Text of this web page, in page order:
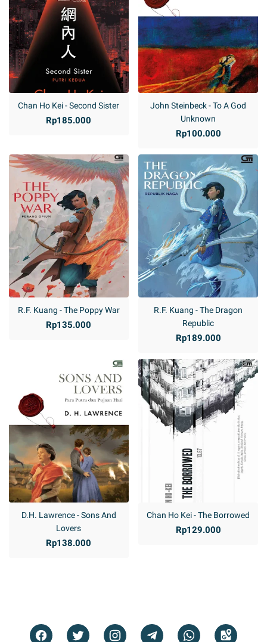
Chan Ho Kei - Second Sister
Rp185.000
John Steinbeck - To A God
Unknown
Rp100.000
R.F. Kuang - The Poppy War
Rp135.000
R.F. Kuang - The Dragon
Republic
Rp189.000
D.H. Lawrence - Sons And
Lovers
Rp138.000
Chan Ho Kei - The Borrowed
Rp129.000